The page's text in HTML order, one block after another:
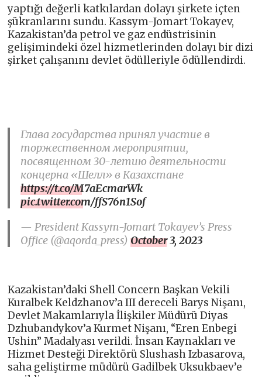
yaptığı değerli katkılardan dolayı şirkete içten
şükranlarını sundu. Kassym-Jomart Tokayev,
Kazakistan’da petrol ve gaz endüstrisinin
gelişimindeki özel hizmetlerinden dolayı bir dizi
şirket çalışanını devlet ödülleriyle ödüllendirdi.
Глава государства принял участие в
торжественном мероприятии,
посвященном 30-летию деятельности
концерна «Шелл» в Казахстане
https://t.co/M7aEcmarWk
pic.twitter.com/ffS76n1Sof
— President Kassym-Jomart Tokayev’s Press
Office (@aqorda_press)October 3, 2023
Kazakistan’daki Shell Concern Başkan Vekili
Kuralbek Keldzhanov’a III dereceli Barys Nişanı,
Devlet Makamlarıyla İlişkiler Müdürü Diyas
Dzhubandykov’a Kurmet Nişanı, “Eren Enbegi
Ushin” Madalyası verildi. İnsan Kaynakları ve
Hizmet Desteği Direktörü Slushash Izbasarova,
saha geliştirme müdürü Gadilbek Uksukbaev’e